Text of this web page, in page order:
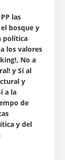
las
bosque y
política
los valores
No a
y Sí al
y
a la
de
y del